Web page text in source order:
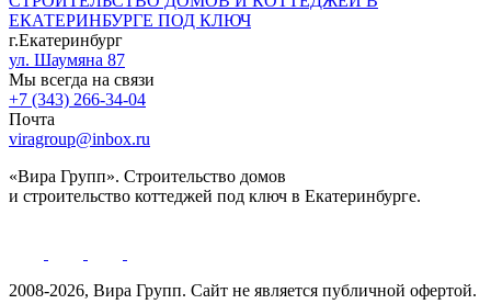
ЕКАТЕРИНБУРГЕ ПОД КЛЮЧ
г.Екатеринбург
ул. Шаумяна 87
Мы всегда на связи
+7 (343) 266-34-04
Почта
viragroup@inbox.ru
«Вира Групп». Строительство домов
и строительство коттеджей под ключ в Екатеринбурге.
2008-2026, Вира Групп. Cайт не является публичной офертой.